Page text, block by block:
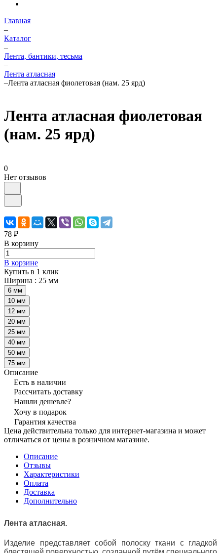
Главная
–
Каталог
–
Лента, бантики, тесьма
–
Лента атласная
–Лента атласная фиолетовая (нам. 25 ярд)
Лента атласная фиолетовая
(нам. 25 ярд)
0
Нет отзывов
78 ₽
В корзину
В корзине
Купить в 1 клик
Ширина : 25 мм
6 мм
10 мм
12 мм
20 мм
25 мм
40 мм
50 мм
75 мм
Описание
Есть в наличии
Рассчитать доставку
Нашли дешевле?
Хочу в подарок
Гарантия качества
Цена действительна только для интернет-магазина и может
отличаться от цены в розничном магазине.
Описание
Отзывы
Характеристики
Оплата
Доставка
Дополнительно
Лента атласная.
Изделие представляет собой полоску ткани с гладкой